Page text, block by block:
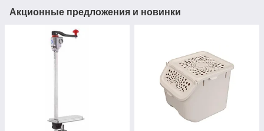
Акционные предложения и новинки